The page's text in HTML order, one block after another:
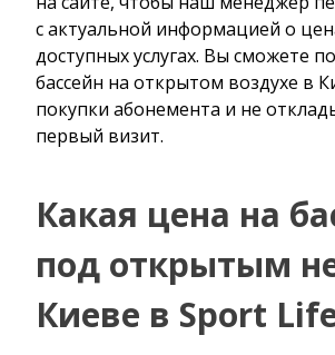
с актуальной информацией о
доступных услугах. Вы сможете
бассейн на открытом воздухе в
покупки абонемента и не
первый визит.
Какая цена на
под открытым
Киеве в Sport